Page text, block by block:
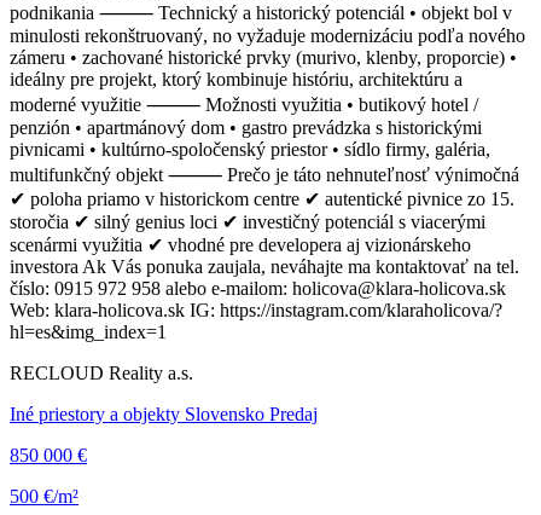
podnikania ⸻ Technický a historický potenciál • objekt bol v
minulosti rekonštruovaný, no vyžaduje modernizáciu podľa nového
zámeru • zachované historické prvky (murivo, klenby, proporcie) •
ideálny pre projekt, ktorý kombinuje históriu, architektúru a
moderné využitie ⸻ Možnosti využitia • butikový hotel /
penzión • apartmánový dom • gastro prevádzka s historickými
pivnicami • kultúrno-spoločenský priestor • sídlo firmy, galéria,
multifunkčný objekt ⸻ Prečo je táto nehnuteľnosť výnimočná
✔ poloha priamo v historickom centre ✔ autentické pivnice zo 15.
storočia ✔ silný genius loci ✔ investičný potenciál s viacerými
scenármi využitia ✔ vhodné pre developera aj vizionárskeho
investora Ak Vás ponuka zaujala, neváhajte ma kontaktovať na tel.
číslo: 0915 972 958 alebo e-mailom: holicova@klara-holicova.sk
Web: klara-holicova.sk IG: https://instagram.com/klaraholicova/?
hl=es&img_index=1
RECLOUD Reality a.s.
Iné priestory a objekty Slovensko Predaj
850 000 €
500 €/m²